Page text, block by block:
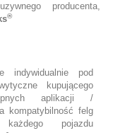
producenta,
®
indywidualnie pod
kupującego
aplikacji /
kompatybilność felg
pojazdu